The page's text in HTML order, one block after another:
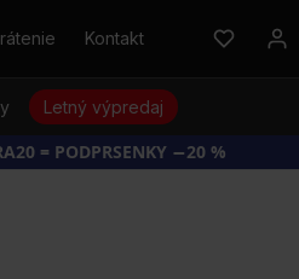
Kontakt
Letný výpredaj
= PODPRSENKY −20 %